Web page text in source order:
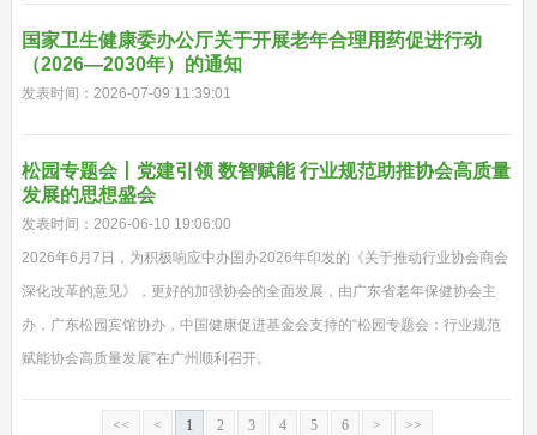
国家卫生健康委办公厅关于开展老年合理用药促进行动
（2026—2030年）的通知
发表时间：2026-07-09 11:39:01
松园专题会丨党建引领 数智赋能 行业规范助推协会高质量
发展的思想盛会
发表时间：2026-06-10 19:06:00
2026年6月7日，为积极响应中办国办2026年印发的《关于推动行业协会商会
深化改革的意见》，更好的加强协会的全面发展，由广东省老年保健协会主
办，广东松园宾馆协办，中国健康促进基金会支持的“松园专题会：行业规范
赋能协会高质量发展”在广州顺利召开。
<< < 1 2 3 4 5 6 > >>